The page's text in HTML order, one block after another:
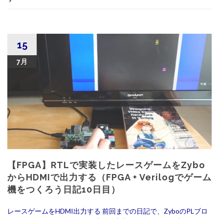
15
7月
【FPGA】RTLで実装したレースゲームをZybo
からHDMIで出力する（FPGA + Verilogでゲーム
機をつくろう日記10日目）
レースゲームをHDMI出力する 前回までの日記で、ZyboのPLブロ